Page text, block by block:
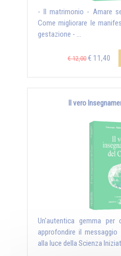
- Il matrimonio - Amare
Come migliorare le
gestazione - ...
€ 12,00 € 11,40
Il vero
Un'autentica gemma per
approfondire il
alla luce della Scienza